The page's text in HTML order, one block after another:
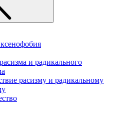
и радикального
расизму и радикальному